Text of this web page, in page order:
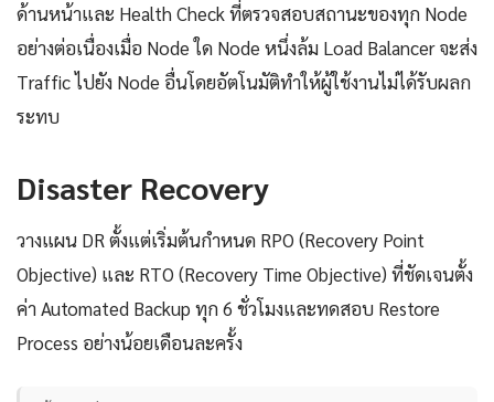
ด้านหน้าและ Health Check ที่ตรวจสอบสถานะของทุก Node
อย่างต่อเนื่องเมื่อ Node ใด Node หนึ่งล้ม Load Balancer จะส่ง
Traffic ไปยัง Node อื่นโดยอัตโนมัติทำให้ผู้ใช้งานไม่ได้รับผลก
ระทบ
Disaster Recovery
วางแผน DR ตั้งแต่เริ่มต้นกำหนด RPO (Recovery Point
Objective) และ RTO (Recovery Time Objective) ที่ชัดเจนตั้ง
ค่า Automated Backup ทุก 6 ชั่วโมงและทดสอบ Restore
Process อย่างน้อยเดือนละครั้ง